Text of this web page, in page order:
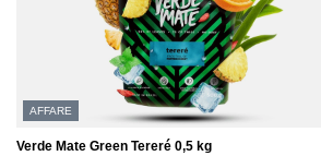
AFFARE
Verde Mate Green Tereré 0,5 kg